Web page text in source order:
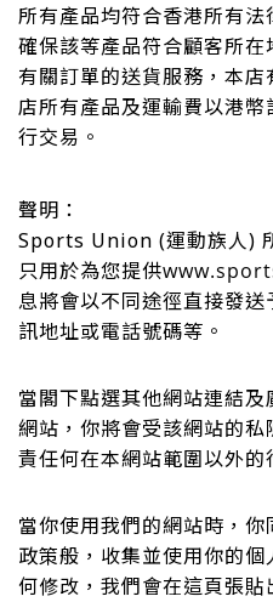
所有產品均符合香港所有
確保該等產品符合顧客所在
有關訂單的送貨服務，本店
店所有產品及運輸費以港
行交易。
聲明：
Sports Union (運動族人)
只用於為您提供
息將會以不同途徑直接發
訊地址或電話號碼等。
當閣下點選其他網站連結
網站，你將會受該網站的
責任何在本網站範圍以外的
當你使用我們的網站時，
政策般，收集並使用你的
何修改，我們會在這頁張